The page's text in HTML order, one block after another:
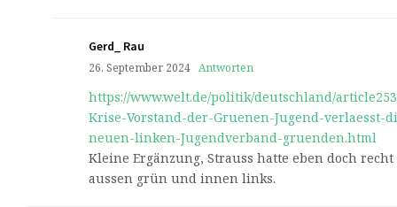
Gerd_ Rau
26. September 2024 Antworten
https://www.welt.de/politik/deutschland/
Krise-Vorstand-der-Gruenen-Jugend-
neuen-linken-Jugendverband-gruenden.html
Kleine Ergänzung, Strauss hatte eben doch
aussen grün und innen links.